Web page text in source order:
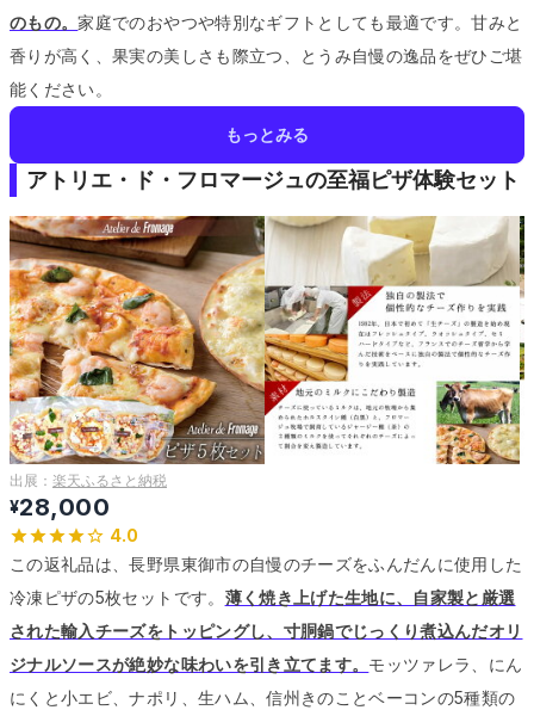
のもの。家庭でのおやつや特別なギフトとしても最適です。甘みと
香りが高く、果実の美しさも際立つ、とうみ自慢の逸品をぜひご堪
能ください。
もっとみる
アトリエ・ド・フロマージュの至福ピザ体験セット
出展： 楽天ふるさと納税
¥28,000
4.0
この返礼品は、長野県東御市の自慢のチーズをふんだんに使用した
冷凍ピザの5枚セットです。 薄く焼き上げた生地に、自家製と厳選
された輸入チーズをトッピングし、寸胴鍋でじっくり煮込んだオリ
ジナルソースが絶妙な味わいを引き立てます。 モッツァレラ、にん
にくと小エビ、ナポリ、生ハム、信州きのことベーコンの5種類の